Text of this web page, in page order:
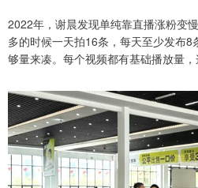
2022年，谢晨发现单纯靠直播涨粉变
多的时候一天拍16条，每天至少发布8
够量来凑。每个视频都有基础播放量